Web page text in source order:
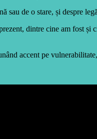
sau de o stare, și despre
dintre cine am fost
accent pe